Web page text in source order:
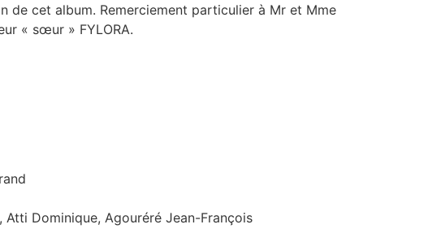
de cet album. Remerciement particulier à Mr et Mme
« sœur » FYLORA.
Atti Dominique, Agouréré Jean-François